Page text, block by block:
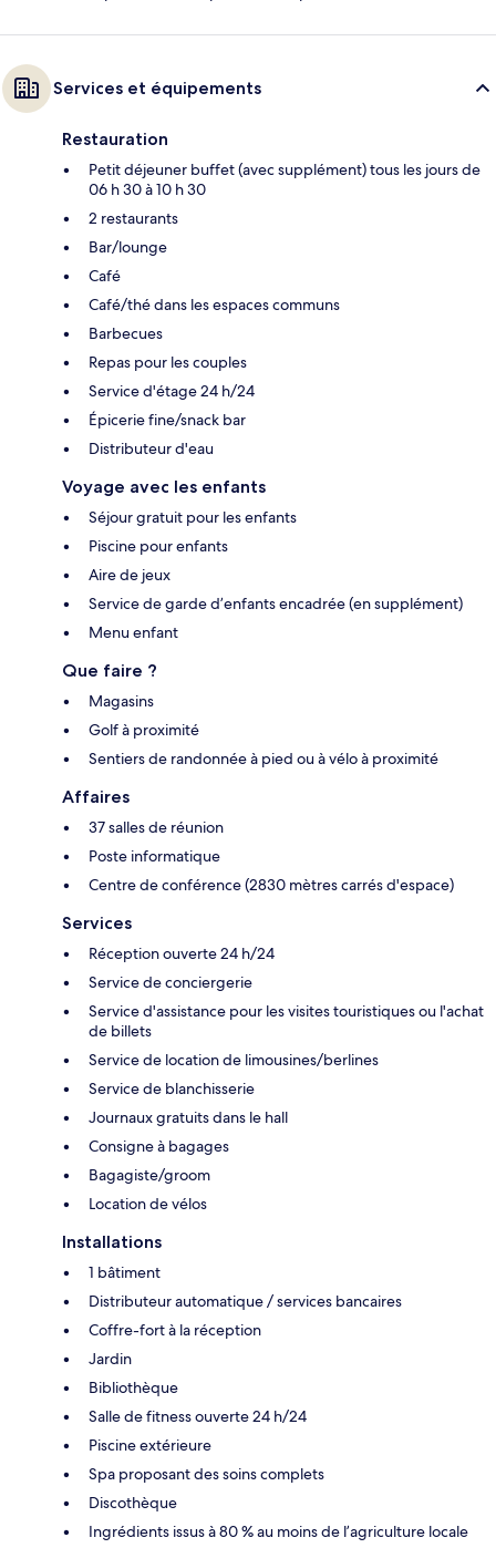
Services et équipements
Restauration
Petit déjeuner buffet (avec supplément) tous les jours de
06 h 30 à 10 h 30
2 restaurants
Bar/lounge
Café
Café/thé dans les espaces communs
Barbecues
Repas pour les couples
Service d'étage 24 h/24
Épicerie fine/snack bar
Distributeur d'eau
Voyage avec les enfants
Séjour gratuit pour les enfants
Piscine pour enfants
Aire de jeux
Service de garde d’enfants encadrée (en supplément)
Menu enfant
Que faire ?
Magasins
Golf à proximité
Sentiers de randonnée à pied ou à vélo à proximité
Affaires
37 salles de réunion
Poste informatique
Centre de conférence (2830 mètres carrés d'espace)
Services
Réception ouverte 24 h/24
Service de conciergerie
Service d'assistance pour les visites touristiques ou l'achat
de billets
Service de location de limousines/berlines
Service de blanchisserie
Journaux gratuits dans le hall
Consigne à bagages
Bagagiste/groom
Location de vélos
Installations
1 bâtiment
Distributeur automatique / services bancaires
Coffre-fort à la réception
Jardin
Bibliothèque
Salle de fitness ouverte 24 h/24
Piscine extérieure
Spa proposant des soins complets
Discothèque
Ingrédients issus à 80 % au moins de l’agriculture locale